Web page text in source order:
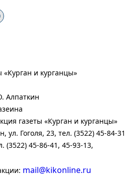
и курганцы»
Алпаткин
газеты «Курган и курганцы»
ул. Гоголя, 23, тел. (3522) 45-84-31
(3522) 45-86-41, 45-93-13,
mail@kikonline.ru